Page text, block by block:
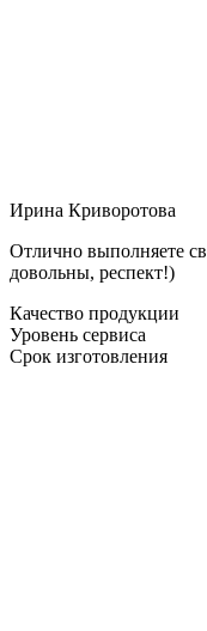
Ирина Криворотова
Отлично выполняете
довольны, респект!)
Качество продукции
Уровень сервиса
Срок изготовления